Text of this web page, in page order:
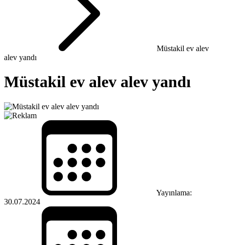
Müstakil ev alev
alev yandı
Müstakil ev alev alev yandı
Yayınlama:
30.07.2024